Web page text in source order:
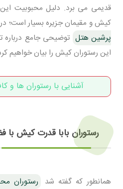
قدیمی می برد. دلیل محبوبیت این
کیش و مقیمان جزیره بسیار است؛
پرشین هتل توضیحی جامع
این رستوران کیش را بیان خواهیم
آشنایی با رستوران ها
رستوران بابا قدرت کیش با
همانطور که گفته شد رستوران